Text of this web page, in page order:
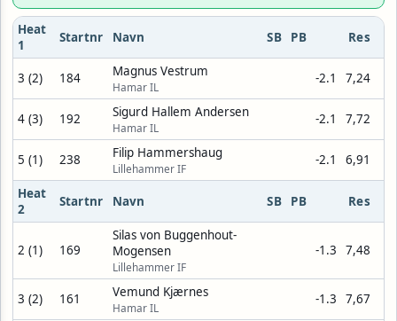
Heat
1
Startnr Navn SB PB Res
3 (2) 184 Magnus Vestrum
Hamar IL
-2.1 7,24
4 (3) 192 Sigurd Hallem Andersen
Hamar IL
-2.1 7,72
5 (1) 238 Filip Hammershaug
Lillehammer IF
-2.1 6,91
Heat
2
Startnr Navn SB PB Res
2 (1) 169
Silas von Buggenhout-
Mogensen
Lillehammer IF
-1.3 7,48
3 (2) 161 Vemund Kjærnes
Hamar IL
-1.3 7,67